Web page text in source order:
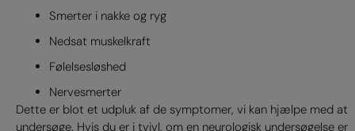
Smerter i nakke og ryg
Nedsat muskelkraft
Følelsesløshed
Nervesmerter
Dette er blot et udpluk af de symptomer, vi kan hjælpe med at
undersøge. Hvis du er i tvivl, om en neurologisk undersøgelse er